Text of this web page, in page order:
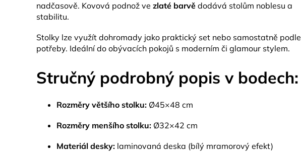
nadčasově. Kovová podnož ve zlaté barvě dodává stolům noblesu a
stabilitu.
Stolky lze využít dohromady jako praktický set nebo samostatně podle
potřeby. Ideální do obývacích pokojů s moderním či glamour stylem.
Stručný podrobný popis v bodech:
Rozměry většího stolku: Ø45×48 cm
Rozměry menšího stolku: Ø32×42 cm
Materiál desky: laminovaná deska (bílý mramorový efekt)